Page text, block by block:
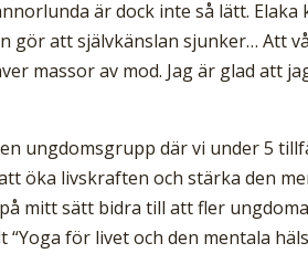
är dock inte så lätt.
gör att självkänslan sjunker… Att
massor av mod. Jag är glad att
ungdomsgrupp där vi under 5
öka livskraften och stärka den
mitt sätt bidra till att fler
för livet och den mentala